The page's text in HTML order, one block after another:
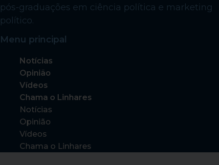
pós-graduações em ciência política e marketing
político.
Menu principal
Notícias
Opinião
Vídeos
Chama o Linhares
Notícias
Opinião
Vídeos
Chama o Linhares